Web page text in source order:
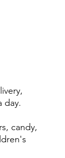
day.
candy,